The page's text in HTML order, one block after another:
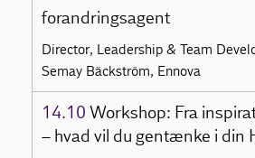
forandringsagent
Director, Leadership & Team
Semay Bäckström, Ennova
14.10 Workshop: Fra
– hvad vil du gentænke i din